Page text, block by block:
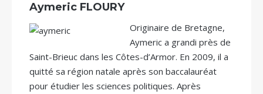
Aymeric FLOURY
Originaire de Bretagne,
Aymeric a grandi près de
Saint-Brieuc dans les Côtes-d’Armor. En 2009, il a
quitté sa région natale après son baccalauréat
pour étudier les sciences politiques. Après